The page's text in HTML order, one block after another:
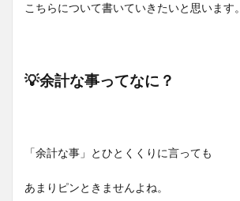
こちらについて書いていきたいと思います。
💡余計な事ってなに？
「余計な事」とひとくくりに言っても
あまりピンときませんよね。